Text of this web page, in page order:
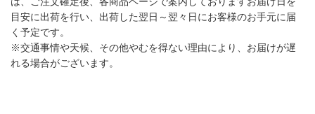
目安に出荷を行い、出荷した翌日～翌々日にお客様のお手元に届
く予定です。
※交通事情や天候、その他やむを得ない理由により、お届けが遅
れる場合がございます。